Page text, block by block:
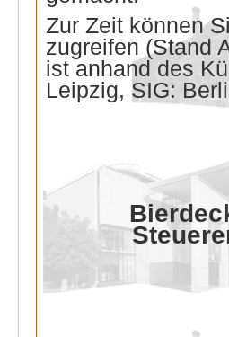
Zur Zeit können
zugreifen (Stand
ist anhand des
Leipzig, SIG: